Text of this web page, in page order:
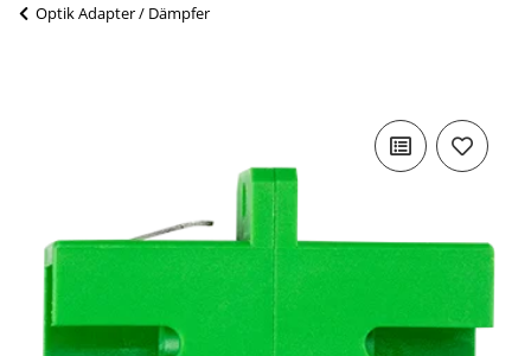
Optik Adapter / Dämpfer